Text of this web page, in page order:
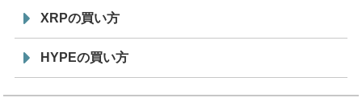
XRPの買い方
HYPEの買い方